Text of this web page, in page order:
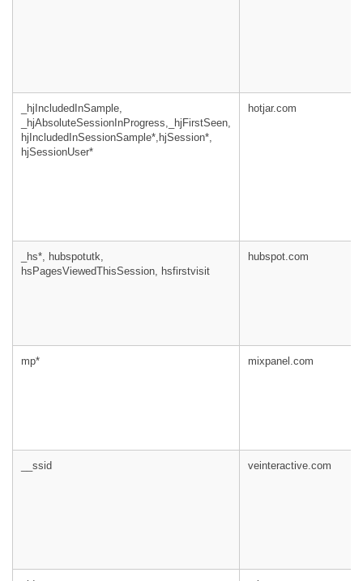
_hjIncludedInSample,
_hjAbsoluteSessionInProgress,_hjFirstSeen,
hjIncludedInSessionSample*,hjSession*,
hjSessionUser*
hotjar.com
_hs*, hubspotutk,
hsPagesViewedThisSession, hsfirstvisit
hubspot.com
mp* mixpanel.com
__ssid veinteractive.com